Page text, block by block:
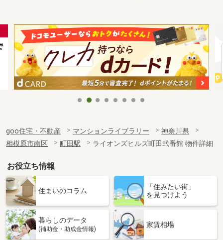
goo住宅・不動産 マンションライブラリー
神奈川県
相模原市南区
町田駅 ライオンズヒルズ町田弐番館 物件詳細
お役立ち情報
住まいのコラム
「住みたい街」
を見つけよう
暮らしのデータ
(補助金・助成金情報)
家賃相場